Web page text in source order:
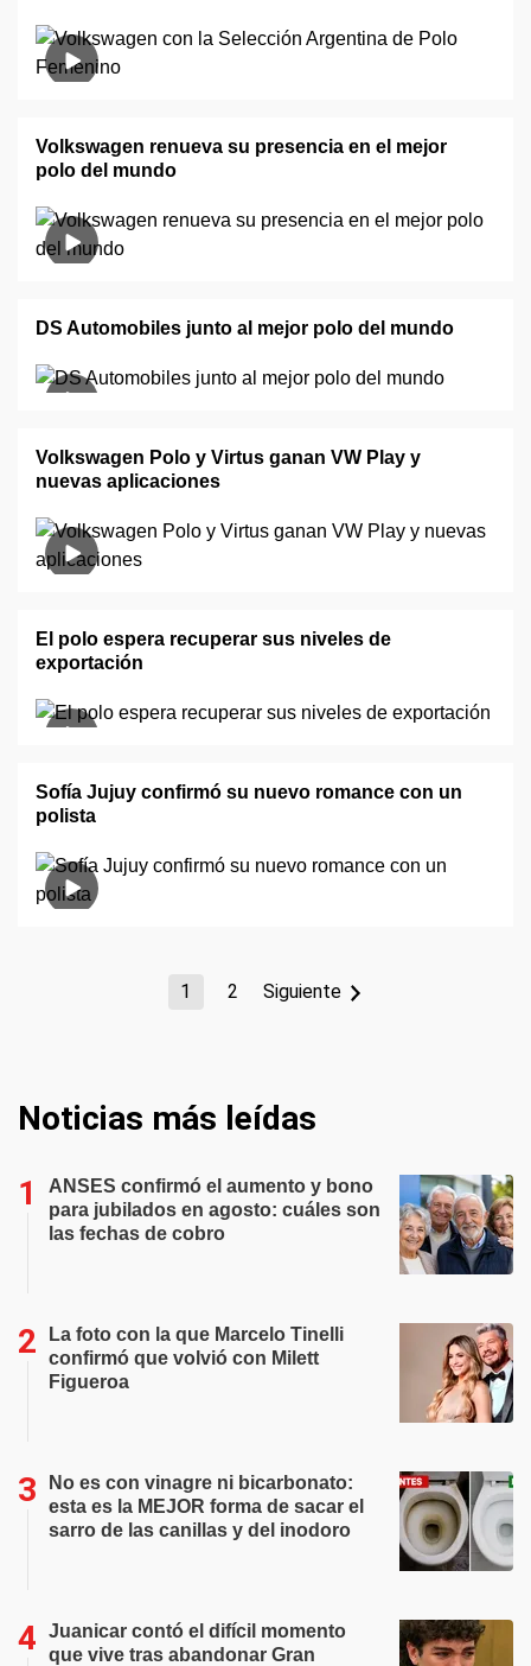
Volkswagen renueva su presencia en el mejor
polo del mundo
DS Automobiles junto al mejor polo del mundo
Volkswagen Polo y Virtus ganan VW Play y
nuevas aplicaciones
El polo espera recuperar sus niveles de
exportación
Sofía Jujuy confirmó su nuevo romance con un
polista
1 2 Siguiente
Noticias más leídas
ANSES confirmó el aumento y bono
para jubilados en agosto: cuáles son
las fechas de cobro
La foto con la que Marcelo Tinelli
confirmó que volvió con Milett
Figueroa
No es con vinagre ni bicarbonato:
esta es la MEJOR forma de sacar el
sarro de las canillas y del inodoro
Juanicar contó el difícil momento
que vive tras abandonar Gran